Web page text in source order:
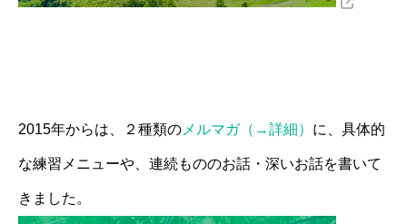
2015年からは、２種類の メルマガ（→詳細） に、具体的
な練習メニューや、連続もののお話・深いお話を書いて
きました。